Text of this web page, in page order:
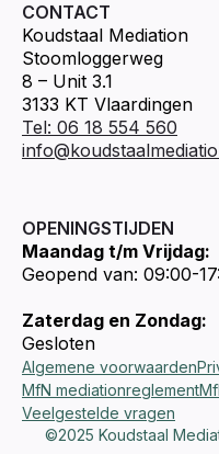
CONTACT
Koudstaal Mediation
Stoomloggerweg
8 – Unit 3.1
3133 KT Vlaardingen
Tel: 06 18 554 560
OPENINGSTIJDEN
Maandag t/m Vrijdag:
Geopend van: 09:00-
Zaterdag en Zondag:
Gesloten
Algemene voorwaarden
MfN mediationreglement
Veelgestelde vragen
©2025 Koudstaal